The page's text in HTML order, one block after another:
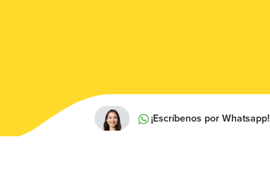
¡Escríbenos por Whatsapp!